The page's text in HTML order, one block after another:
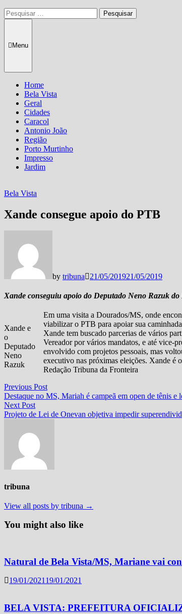
Pesquisar
por:
Menu
Home
Bela Vista
Geral
Cidades
Caracol
Antonio João
Região
Porto Murtinho
Impresso
Jardim
Bela Vista
Xande consegue apoio do PTB
by tribuna 21/05/201921/05/2019
Xande conseguiu apoio do Deputado Neno Razuk
Xande e
o
Deputado
Neno
Razuk
Em uma visita a Dourados/MS, onde
viabilizar o PTB para apoiar sua
Xande tem buscado parcerias de vários
Vereador por vários mandatos, e até vice-
envolvido com projetos pessoais, mas
executivo nas próximas eleições. Xande é
Redação Tribuna da Fronteira
Navegação
de
Post
Previous PostPrevious
post:
Destaque no MS, Mariah é campeã em open de tênis
Next PostNext
post:
Projeto de Lei de Onevan objetiva impedir
tribuna
View all posts by tribuna →
You might also like
Natural de Bela Vista/MS, Mariane vai
19/01/2021 19/01/2021
BELA VISTA: PREFEITURA